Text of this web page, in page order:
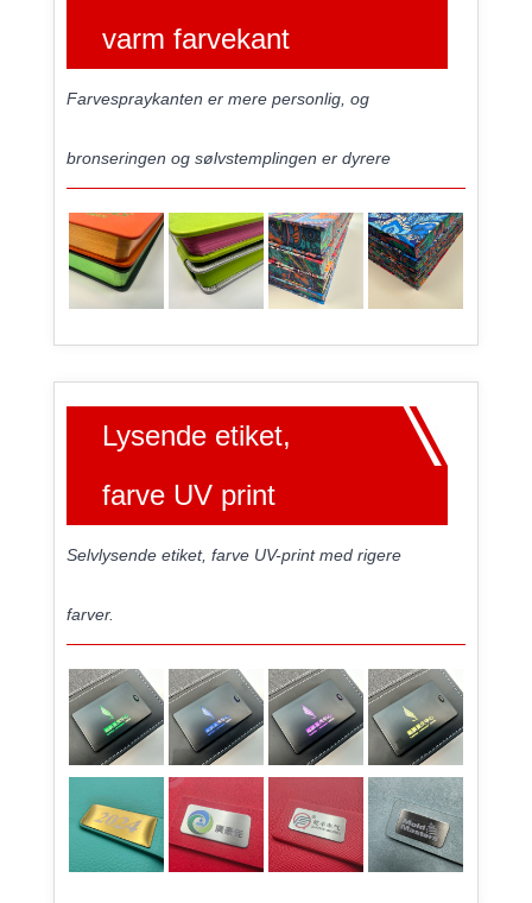
varm farvekant
Farvespraykanten er mere personlig, og
bronseringen og sølvstemplingen er dyrere
Lysende etiket,
farve UV print
Selvlysende etiket, farve UV-print med rigere
farver.